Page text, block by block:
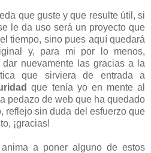
que guste y que resulte útil, si
le da uso será un proyecto que
tiempo, sino pues aquí quedará
y, para mi por lo menos,
dar nuevamente las gracias a la
que sirviera de entrada a
que tenía yo en mente al
pedazo de web que ha quedado
reflejo sin duda del esfuerzo que
¡gracias!
a poner alguno de estos